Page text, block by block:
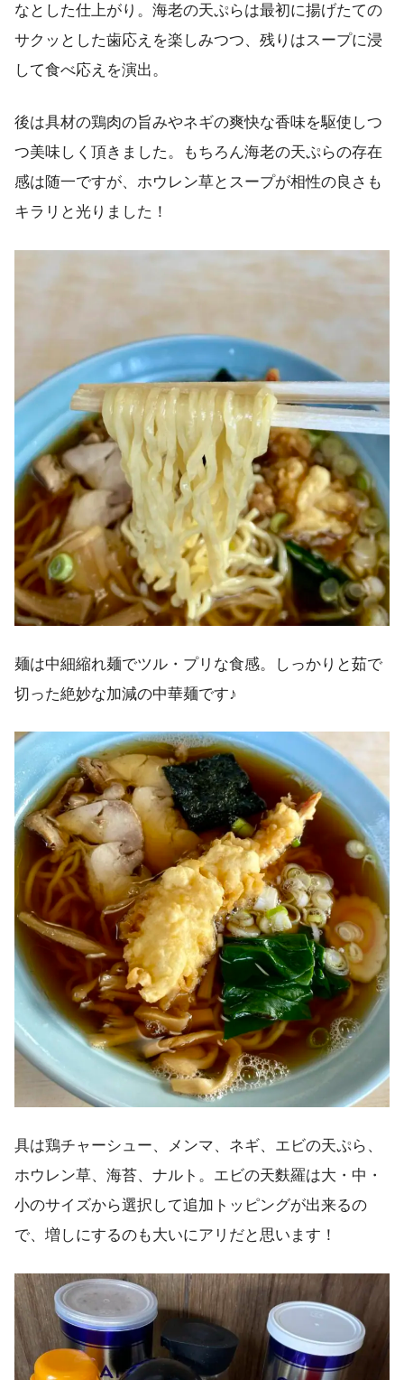
なとした仕上がり。海老の天ぷらは最初に揚げたての
サクッとした歯応えを楽しみつつ、残りはスープに浸
して食べ応えを演出。
後は具材の鶏肉の旨みやネギの爽快な香味を駆使しつ
つ美味しく頂きました。もちろん海老の天ぷらの存在
感は随一ですが、ホウレン草とスープが相性の良さも
キラリと光りました！
麺は中細縮れ麺でツル・プリな食感。しっかりと茹で
切った絶妙な加減の中華麺です♪
具は鶏チャーシュー、メンマ、ネギ、エビの天ぷら、
ホウレン草、海苔、ナルト。エビの天麩羅は大・中・
小のサイズから選択して追加トッピングが出来るの
で、増しにするのも大いにアリだと思います！